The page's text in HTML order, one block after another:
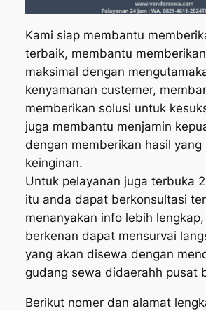
Kami siap membantu
terbaik, membantu
maksimal dengan
kenyamanan custemer,
memberikan solusi untuk
juga membantu menjamin
dengan memberikan hasil yang
keinginan.
Untuk pelayanan juga terbuka
itu anda dapat berkonsultasi
menanyakan info lebih
berkenan dapat mensurvai
yang akan disewa dengan
gudang sewa didaerahh pusat
Berikut nomer dan alamat